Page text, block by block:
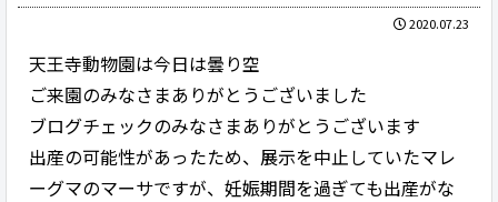
2020.07.23
天王寺動物園は今日は曇り空
ご来園のみなさまありがとうございました
ブログチェックのみなさまありがとうございます
出産の可能性があったため、展示を中止していたマレ
ーグマのマーサですが、妊娠期間を過ぎても出産がな